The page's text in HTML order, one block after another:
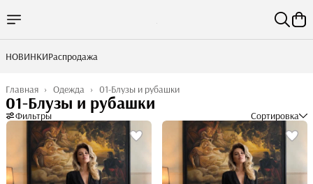
НОВИНКИРаспродажа
01-Блузы и рубашки
Одежда ›
Главная ›
01-Блузы и рубашки
Фильтры Сортировка